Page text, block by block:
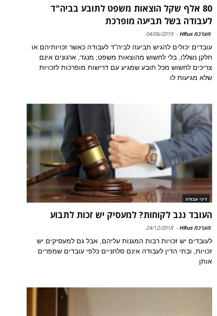
80 אלף שקל הוצאות משפט לתובע בביה"ד
לעבודה בשל תביעה מופרכת
מערכת HRus -
04/06/2019
עובדים יכולים להגיש תביעה לביה"ד לעבודה כאשר זכויותיהם או
חלקן נשללו, בלי לחשוש מהוצאות משפט; מנגד, ארגונים אינם
צריכים לחשוש מכל תובע שמגיע עם דרישות מופרכות לזכויות
שלא מגיעות לו
דיני עבודה
העובד גנב לקוחות? למעסיק יש זכות לתבוע
מערכת HRus -
24/12/2018
לעובדים יש זכויות רבות המגנות עליהם, אבל גם למעסיקים יש
זכויות, ובתי הדין לעבודה אינם סלחניים כלפי עובדים שמפרים
אותן